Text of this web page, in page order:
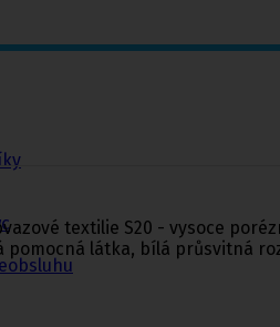
textilie S20 - vysoce
pomocná látka, bílá průsvitná